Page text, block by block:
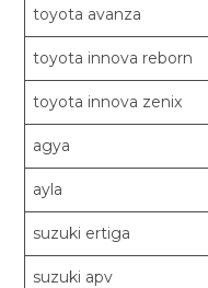
toyota avanza
toyota innova reborn
toyota innova zenix
agya
ayla
suzuki ertiga
suzuki apv